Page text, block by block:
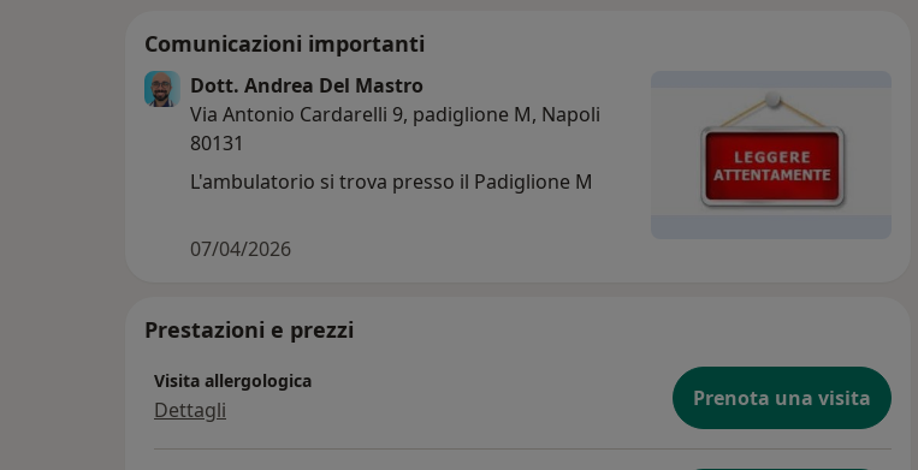
Comunicazioni importanti
Dott. Andrea Del Mastro
Via Antonio Cardarelli 9, padiglione M, Napoli
80131
L'ambulatorio si trova presso il Padiglione M
07/04/2026
Prestazioni e prezzi
Visita allergologica
Dettagli Prenota una visita